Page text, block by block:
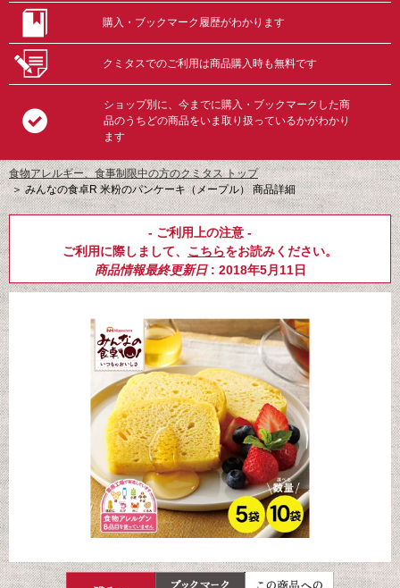
購入・ブックマーク履歴がわかります
クミタスでのご利用は商品購入時も無料です
ショップ別に、今までに購入・ブックマークした商
品のうちどの商品をいま取り扱っているかがわかり
ます
食物アレルギー、食事制限中の方のクミタス トップ
＞みんなの食卓R 米粉のパンケーキ（メープル） 商品詳細
- ご利用上の注意 -
ご利用に際しまして、 こちらをお読みください。
商品情報最終更新日: 2018年5月11日